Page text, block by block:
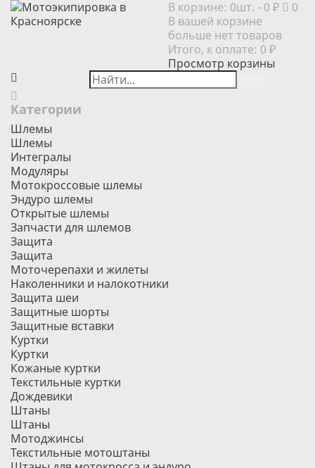
В корзине: 0шт. - 0 ₽
0
В вашей корзине
больше нет товаров
Итого, к оплате: 0 ₽
Просмотр корзины
Категории
Шлемы
Шлемы
Интегралы
Модуляры
Мотокроссовые шлемы
Эндуро шлемы
Открытые шлемы
Запчасти для шлемов
Защита
Защита
Моточерепахи и жилеты
Наколенники и налокотники
Защита шеи
Защитные шорты
Защитные вставки
Куртки
Куртки
Кожаные куртки
Текстильные куртки
Дождевики
Штаны
Штаны
Мотоджинсы
Текстильные мотоштаны